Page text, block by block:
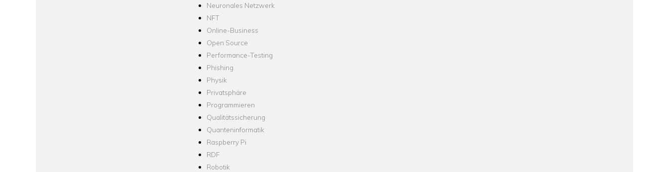
Neuronales Netzwerk
NFT
Online-Business
Open Source
Performance-Testing
Phishing
Physik
Privatsphäre
Programmieren
Qualitätssicherung
Quanteninformatik
Raspberry Pi
RDF
Robotik